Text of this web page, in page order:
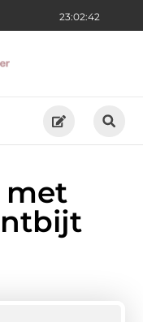
23:02:43
met